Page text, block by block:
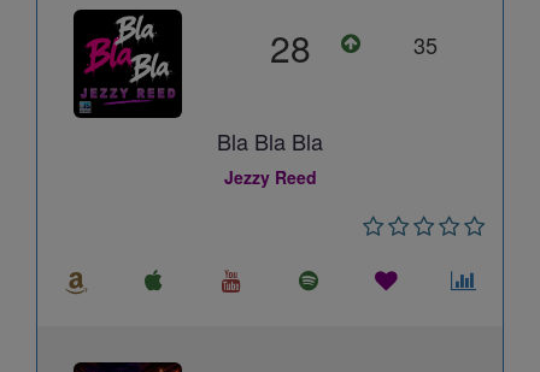
28 35
Bla Bla Bla
Jezzy Reed